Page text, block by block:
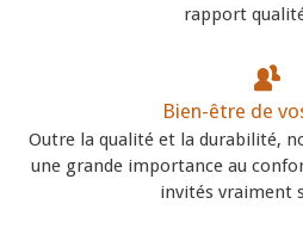
rapport
Bien-être de
Outre la qualité et la durabilité,
une grande importance au
invités vraiment